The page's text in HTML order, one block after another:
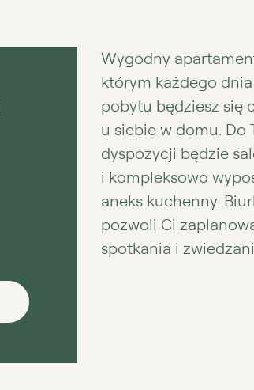
Wygodny
którym każdego
pobytu będziesz się
u siebie w domu. Do
dyspozycji będzie
i kompleksowo
aneks kuchenny.
pozwoli Ci
spotkania i